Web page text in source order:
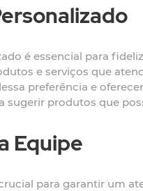
é essencial para
e serviços que
preferência e
sugerir produtos que
Equipe
para garantir um